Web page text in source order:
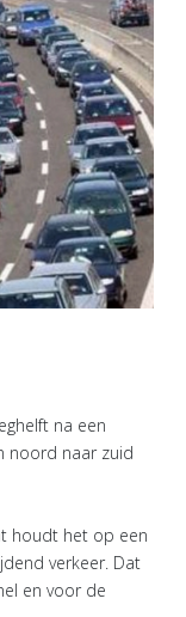
na een
noord naar zuid
houdt het op een
verkeer. Dat
en voor de